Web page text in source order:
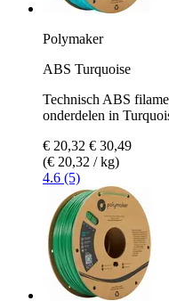
Polymaker
ABS Turquoise
Technisch ABS
onderdelen in
€ 20,32 € 30,49
(€ 20,32 / kg)
4.6 (5)